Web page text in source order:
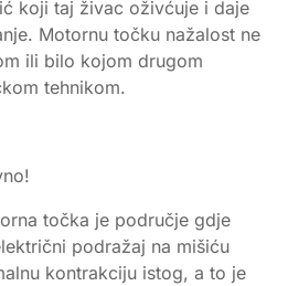
koji taj živac oživćuje i daje
Motornu točku nažalost ne
ili bilo kojom drugom
tehnikom.
točka je područje gdje
podražaj na mišiću
kontrakciju istog, a to je